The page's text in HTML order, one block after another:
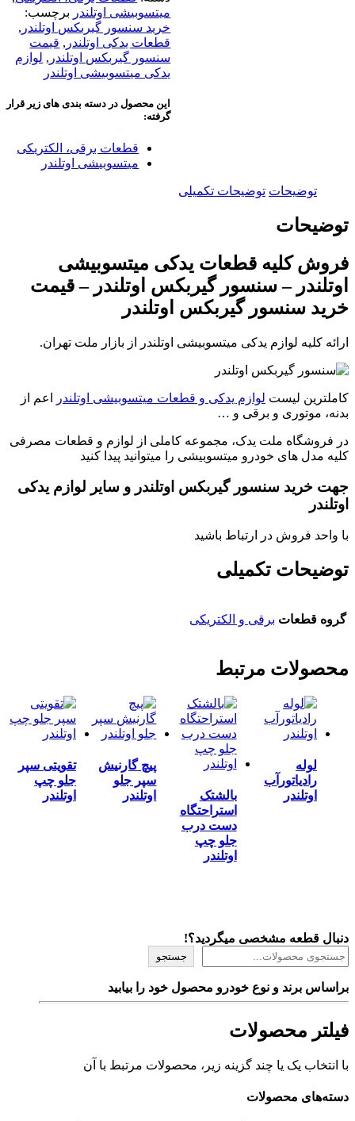
میتسوبیشی اوتلندر برچسب:
خرید سنسور گیربکس اوتلندر ,
قطعات یدکی اوتلندر , قیمت
سنسور گیربکس اوتلندر , لوازم
یدکی میتسوبیشی اوتلندر
این محصول در دسته بندی های زیر قرار
گرفته:
قطعات برقی، الکتریکی
میتسوبیشی اوتلندر
توضیحات توضیحات تکمیلی
توضیحات
فروش کلیه قطعات یدکی میتسوبیشی
اوتلندر – سنسور گیربکس اوتلندر – قیمت
خرید سنسور گیربکس اوتلندر
ارائه کلیه لوازم یدکی میتسوبیشی اوتلندر از بازار ملت تهران.
کاملترین لیست لوازم یدکی و قطعات میتسوبیشی اوتلندر
اعم از
بدنه، موتوری و برقی و …
در فروشگاه ملت یدک، مجموعه کاملی از لوازم و قطعات مصرفی
کلیه مدل های خودرو میتسوبیشی را میتوانید پیدا کنید
جهت خرید سنسور گیربکس اوتلندر و سایر لوازم یدکی
اوتلندر
با واحد فروش در ارتباط باشید
توضیحات تکمیلی
گروه قطعات برقی و الکتریکی
محصولات مرتبط
لوله
رادیاتورآب
اوتلندر
بالشتک
استراحتگاه
دست درب
جلو چپ
اوتلندر
پیچ گارنیش
سپر جلو
اوتلندر
تقویتی سپر
جلو چپ
اوتلندر
دنبال قطعه مشخصی میگردید؟!
جستجو
براساس برند و نوع خودرو محصول خود را بیابید
فیلتر محصولات
با انتخاب یک یا چند گزینه زیر، محصولات مرتبط با آن
دسته‌های محصولات